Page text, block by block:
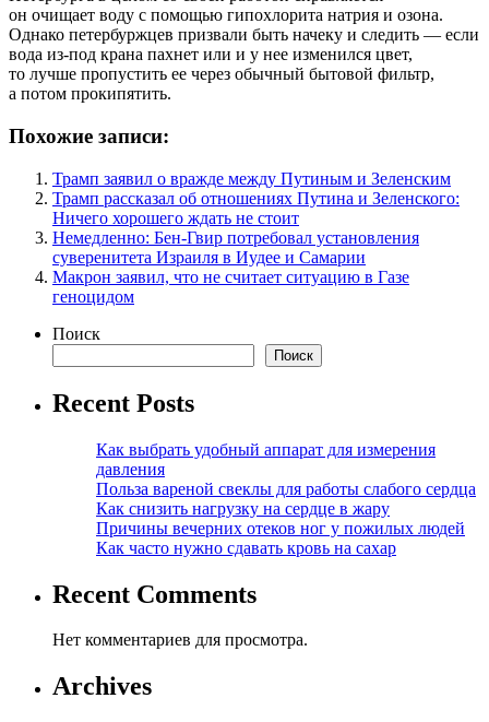
он очищает воду с помощью гипохлорита натрия и озона.
Однако петербуржцев призвали быть начеку и следить — если
вода из-под крана пахнет или и у нее изменился цвет,
то лучше пропустить ее через обычный бытовой фильтр,
а потом прокипятить.
Похожие записи:
Трамп заявил о вражде между Путиным и Зеленским
Трамп рассказал об отношениях Путина и Зеленского:
Ничего хорошего ждать не стоит
Немедленно: Бен-Гвир потребовал установления
суверенитета Израиля в Иудее и Самарии
Макрон заявил, что не считает ситуацию в Газе
геноцидом
Поиск
Поиск
Recent Posts
Как выбрать удобный аппарат для измерения
давления
Польза вареной свеклы для работы слабого сердца
Как снизить нагрузку на сердце в жару
Причины вечерних отеков ног у пожилых людей
Как часто нужно сдавать кровь на сахар
Recent Comments
Нет комментариев для просмотра.
Archives